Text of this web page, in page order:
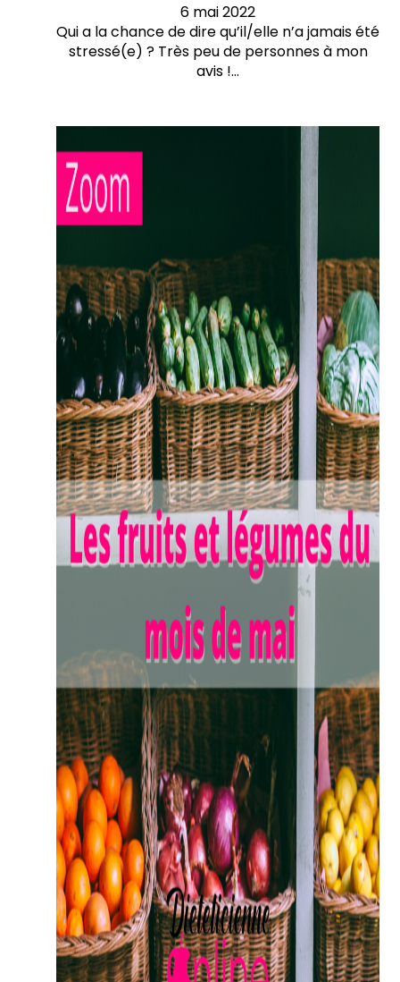
6 mai 2022
Qui a la chance de dire qu’il/elle n’a jamais été
stressé(e) ? Très peu de personnes à mon
avis !…